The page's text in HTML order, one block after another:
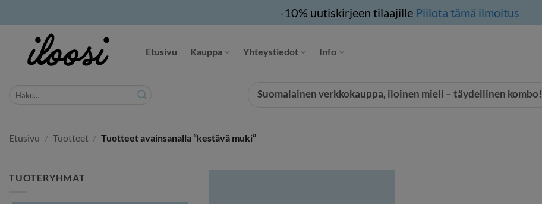
-10% uutiskirjeen tilaajille Piilota tämä ilmoitus
sisältöön
Etusivu Kauppa Yhteystiedot Info
Suomalainen verkkokauppa, iloinen mieli – täydellinen kombo!
Etusivu / Tuotteet / Tuotteet avainsanalla “kestävä muki”
TUOTERYHMÄT